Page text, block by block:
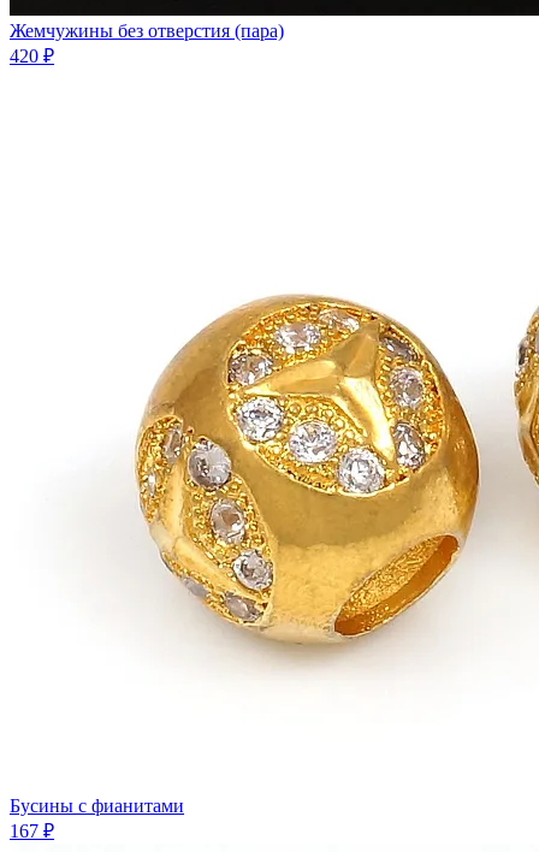
Жемчужины без отверстия (пара)
420 ₽
Бусины с фианитами
167 ₽